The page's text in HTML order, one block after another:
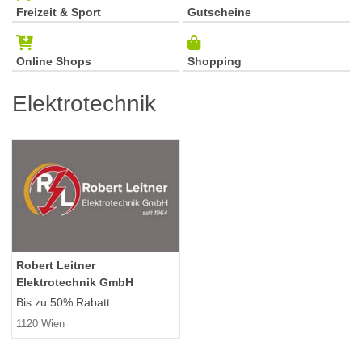
Freizeit & Sport Gutscheine
Online Shops Shopping
Elektrotechnik
Robert Leitner
Elektrotechnik GmbH
Bis zu 50% Rabatt...
1120 Wien